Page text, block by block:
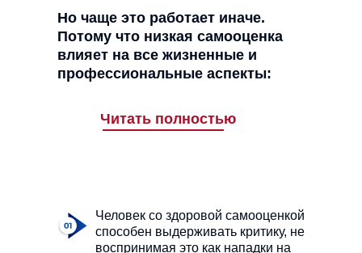
Читать полностью
Но чаще это работает иначе.
Потому что низкая самооценка
влияет на все жизненные и
профессиональные аспекты:
Человек со здоровой самооценкой
способен выдерживать критику, не
воспринимая это как нападки на